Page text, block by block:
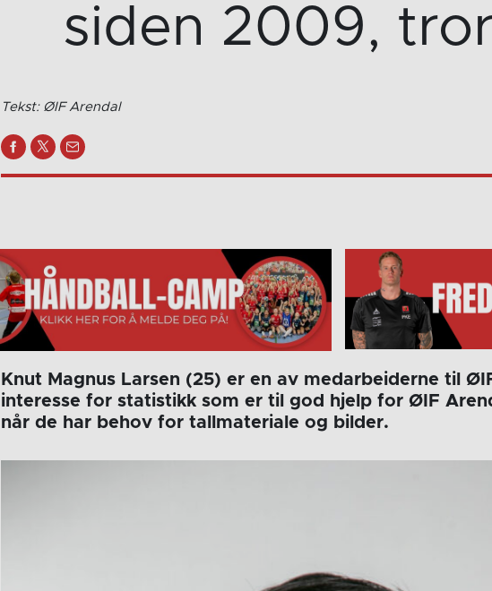
siden 2009,
Tekst: ØIF Arendal
Knut Magnus Larsen (25) er en av medarbeiderne til
interesse for statistikk som er til god hjelp for ØIF
når de har behov for tallmateriale og bilder.